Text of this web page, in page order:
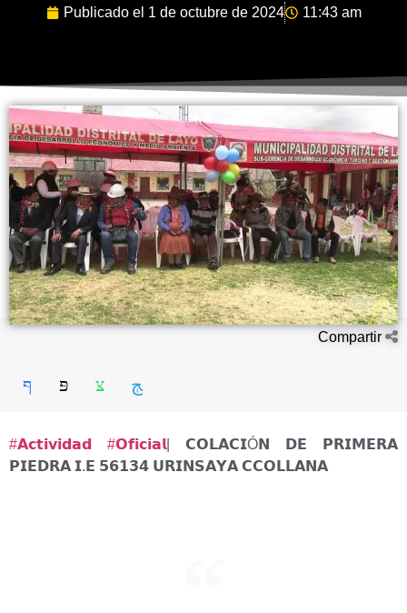
Publicado el 1 de octubre de 2024 11:43 am
Compartir
#𝗔𝗰𝘁𝗶𝘃𝗶𝗱𝗮𝗱 #𝗢𝗳𝗶𝗰𝗶𝗮𝗹| 𝗖𝗢𝗟𝗔𝗖𝗜Ó𝗡 𝗗𝗘 𝗣𝗥𝗜𝗠𝗘𝗥𝗔
𝗣𝗜𝗘𝗗𝗥𝗔 𝗜.𝗘 𝟱𝟲𝟭𝟯𝟰 𝗨𝗥𝗜𝗡𝗦𝗔𝗬𝗔 𝗖𝗖𝗢𝗟𝗟𝗔𝗡𝗔